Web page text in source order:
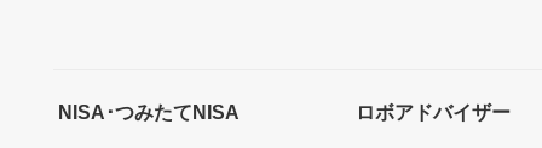
NISA･つみたてNISA ロボアドバイザー